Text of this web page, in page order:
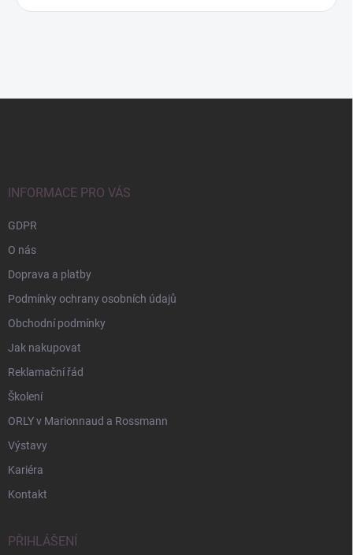
INFORMACE PRO VÁS
GDPR
O nás
Doprava a platby
Podmínky ochrany osobních údajů
Obchodní podmínky
Jak nakupovat
Reklamační řád
Školení
ORLY v Marionnaud a Rossmann
Výstavy
Kariéra
Kontakt
PŘIHLÁŠENÍ